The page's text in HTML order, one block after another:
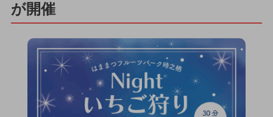
が開催